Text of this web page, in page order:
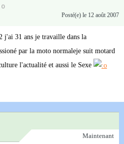
0
Posté(e) le 12 août 2007
j'ai 31 ans je travaille dans la
par la moto normaleje suit motard
l'actualité et aussi le Sexe
Maintenant